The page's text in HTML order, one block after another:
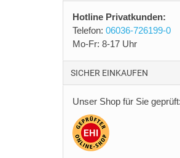
Hotline Privatkunden:
Telefon: 06036-726199-0
Mo-Fr: 8-17 Uhr
SICHER EINKAUFEN
Unser Shop für Sie geprüft: